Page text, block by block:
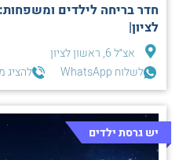
חדר בריחה לילדים
לציון|
אצ״ל 6, ראשון לציון
לשלוח WhatsApp
להציג
יש גרסת ילדים